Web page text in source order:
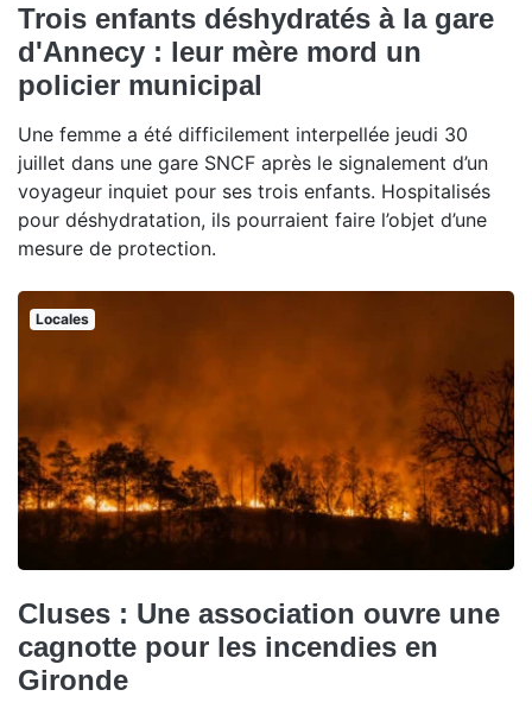
Trois enfants déshydratés à la gare
d'Annecy : leur mère mord un
policier municipal
Une femme a été difficilement interpellée jeudi 30
juillet dans une gare SNCF après le signalement d’un
voyageur inquiet pour ses trois enfants. Hospitalisés
pour déshydratation, ils pourraient faire l’objet d’une
mesure de protection.
Locales
Cluses : Une association ouvre une
cagnotte pour les incendies en
Gironde